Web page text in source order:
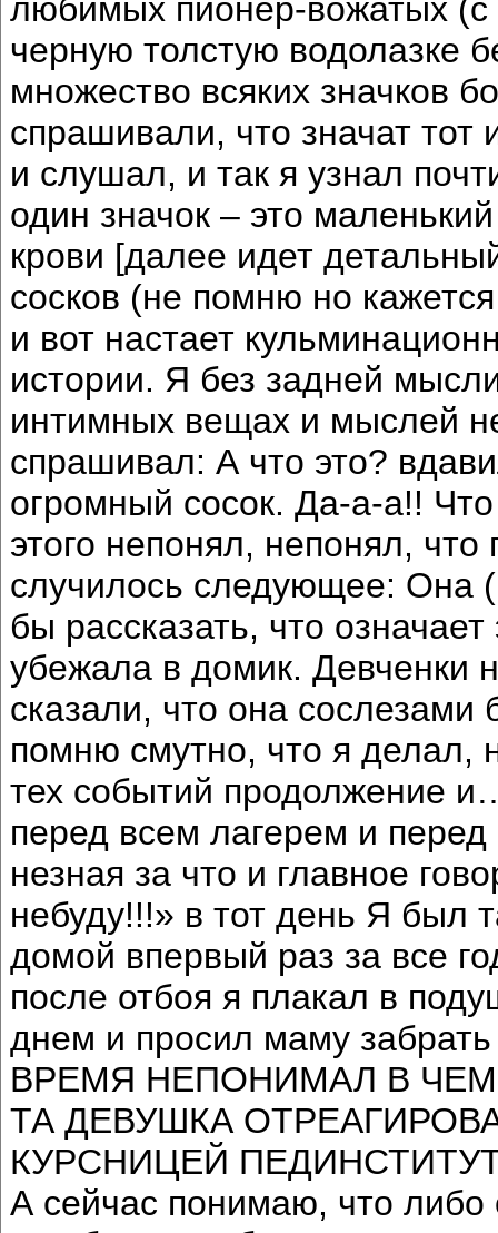
любимых пионер-вожатых
черную толстую водолазке
множество всяких значков
спрашивали, что значат тот
и слушал, и так я узнал
один значок – это
крови [далее идет
сосков (не помню но
и вот настает
истории. Я без задней
интимных вещах и мыслей
спрашивал: А что это?
огромный сосок. Да-а-а!!
этого непонял, непонял,
случилось следующее: Она
бы рассказать, что
убежала в домик. Девченки
сказали, что она
помню смутно, что я делал,
тех событий продолжение
перед всем лагерем и
незная за что и главное
небуду!!!» в тот день Я был
домой впервый раз за все
после отбоя я плакал в
днем и просил маму
ВРЕМЯ НЕПОНИМАЛ В
ТА ДЕВУШКА
КУРСНИЦЕЙ
А сейчас понимаю, что